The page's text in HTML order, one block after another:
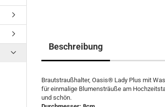
Beschreibung
Brautstraußhalter, Oasis® Lady Plus mit
für einmalige Blumensträuße am
und schön.